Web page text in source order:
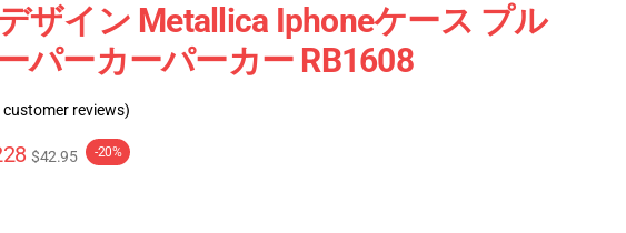
ザイン Metallica Iphoneケース プル
パーカーパーカー RB1608
customer reviews)
$42.95 -20%